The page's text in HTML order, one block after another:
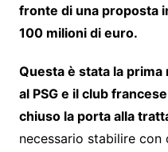
fronte di una proposta
100 milioni di euro.
Questa è stata la prima
al PSG e il club
chiuso la porta alla
necessario stabilire